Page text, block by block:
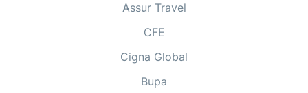
Assur Travel
CFE
Cigna Global
Bupa